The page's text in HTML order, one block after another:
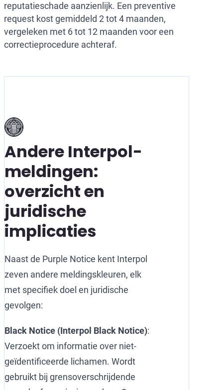
reputatieschade aanzienlijk. Een preventive
request kost gemiddeld 2 tot 4 maanden,
vergeleken met 6 tot 12 maanden voor een
correctieprocedure achteraf.
Andere Interpol-
meldingen:
overzicht en
juridische
implicaties
Naast de Purple Notice kent Interpol
zeven andere meldingskleuren, elk
met specifiek doel en juridische
gevolgen:
Black Notice (Interpol Black Notice):
Verzoekt om informatie over niet-
geïdentificeerde lichamen. Wordt
gebruikt bij grensoverschrijdende